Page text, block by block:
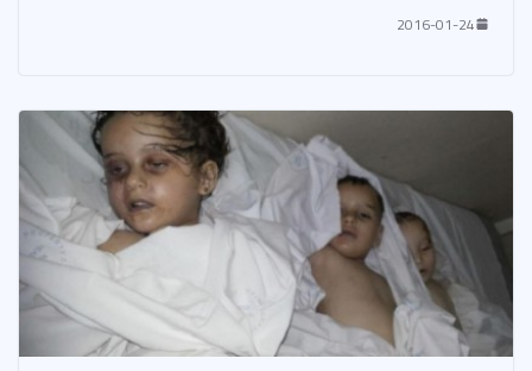
2016-01-24